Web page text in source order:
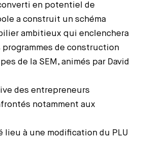
en potentiel de
a construit un schéma
ambitieux qui enclenchera
programmes de construction
de la SEM, animés par David
des entrepreneurs
notamment aux
lieu à une modification du PLU